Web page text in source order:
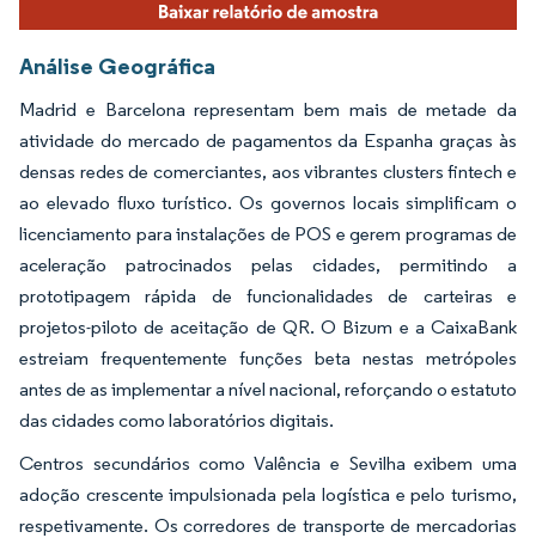
Análise Geográfica
Madrid e Barcelona representam bem mais de metade da
atividade do mercado de pagamentos da Espanha graças às
densas redes de comerciantes, aos vibrantes clusters fintech e
ao elevado fluxo turístico. Os governos locais simplificam o
licenciamento para instalações de POS e gerem programas de
aceleração patrocinados pelas cidades, permitindo a
prototipagem rápida de funcionalidades de carteiras e
projetos-piloto de aceitação de QR. O Bizum e a CaixaBank
estreiam frequentemente funções beta nestas metrópoles
antes de as implementar a nível nacional, reforçando o estatuto
das cidades como laboratórios digitais.
Centros secundários como Valência e Sevilha exibem uma
adoção crescente impulsionada pela logística e pelo turismo,
respetivamente. Os corredores de transporte de mercadorias